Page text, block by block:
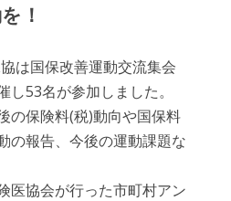
！
は国保改善運動交流集会
し53名が参加しました。
の保険料(税)動向や国保料
の報告、今後の運動課題な
医協会が行った市町村アン